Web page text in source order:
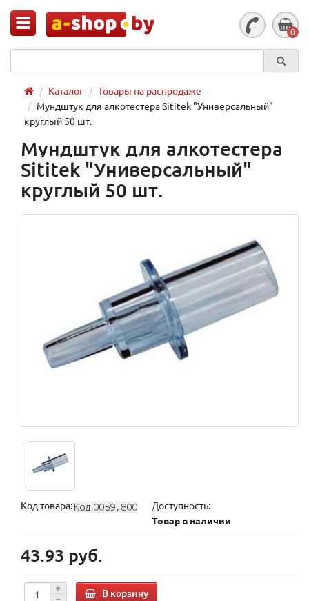
0
Каталог
Товары на распродаже
Мундштук для алкотестера Sititek "Универсальный"
круглый 50 шт.
Мундштук для алкотестера
Sititek "Универсальный"
круглый 50 шт.
Код товара:
Доступность:
Товар в наличии
43.93 руб.
В корзину